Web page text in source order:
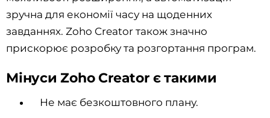
зручна для економії часу на щоденних
завданнях. Zoho Creator також значно
прискорює розробку та розгортання програм.
Мінуси Zoho Creator є такими
Не має безкоштовного плану.